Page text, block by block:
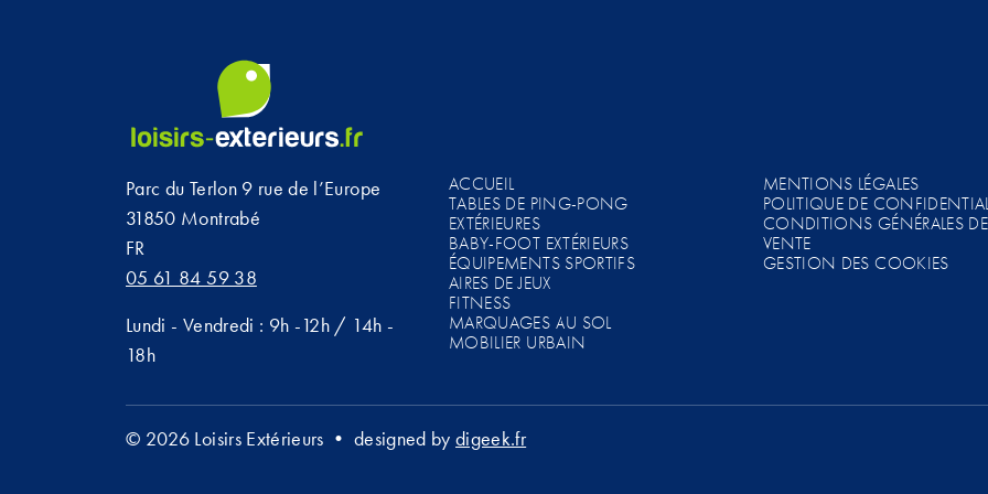
Parc du Terlon 9 rue de l’Europe
31850 Montrabé
FR
05 61 84 59 38
Lundi - Vendredi : 9h -12h / 14h -
18h
ACCUEIL
TABLES DE PING-PONG
EXTÉRIEURES
BABY-FOOT EXTÉRIEURS
ÉQUIPEMENTS SPORTIFS
AIRES DE JEUX
FITNESS
MARQUAGES AU SOL
MOBILIER URBAIN
MENTIONS LÉGALES
POLITIQUE DE
CONDITIONS GÉNÉRALES DE
VENTE
GESTION DES COOKIES
© 2026 Loisirs Extérieurs • designed bydigeek.fr